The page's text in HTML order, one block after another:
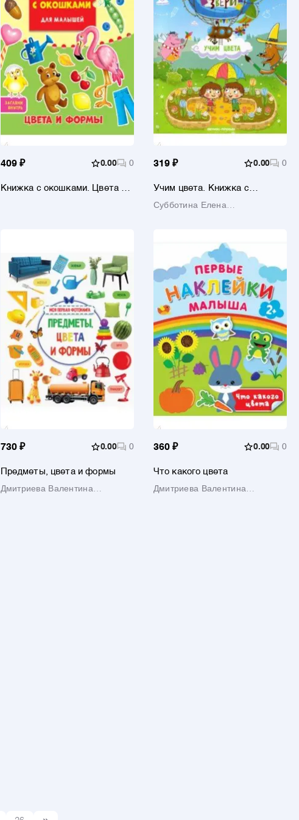
409 ₽ 0.00 0
Книжка с окошками. Цвета и
319 ₽ 0.00 0
Учим цвета. Книжка с
Субботина Елена
730 ₽ 0.00 0
Предметы, цвета и формы
Дмитриева Валентина
360 ₽ 0.00 0
Что какого цвета
Дмитриева Валентина